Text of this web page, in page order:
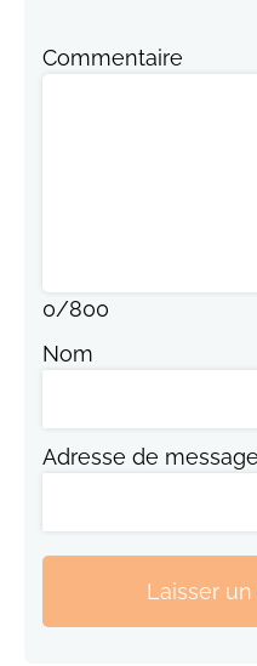
Commentaire
0/800
Nom
Adresse de
Laisser